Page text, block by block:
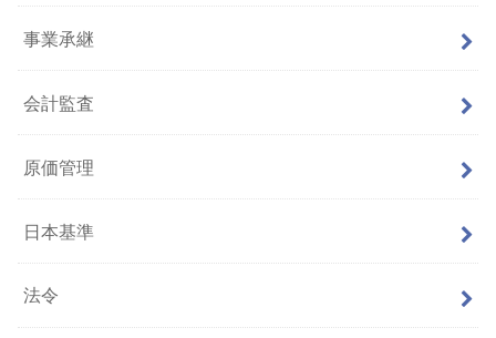
事業承継
会計監査
原価管理
日本基準
法令